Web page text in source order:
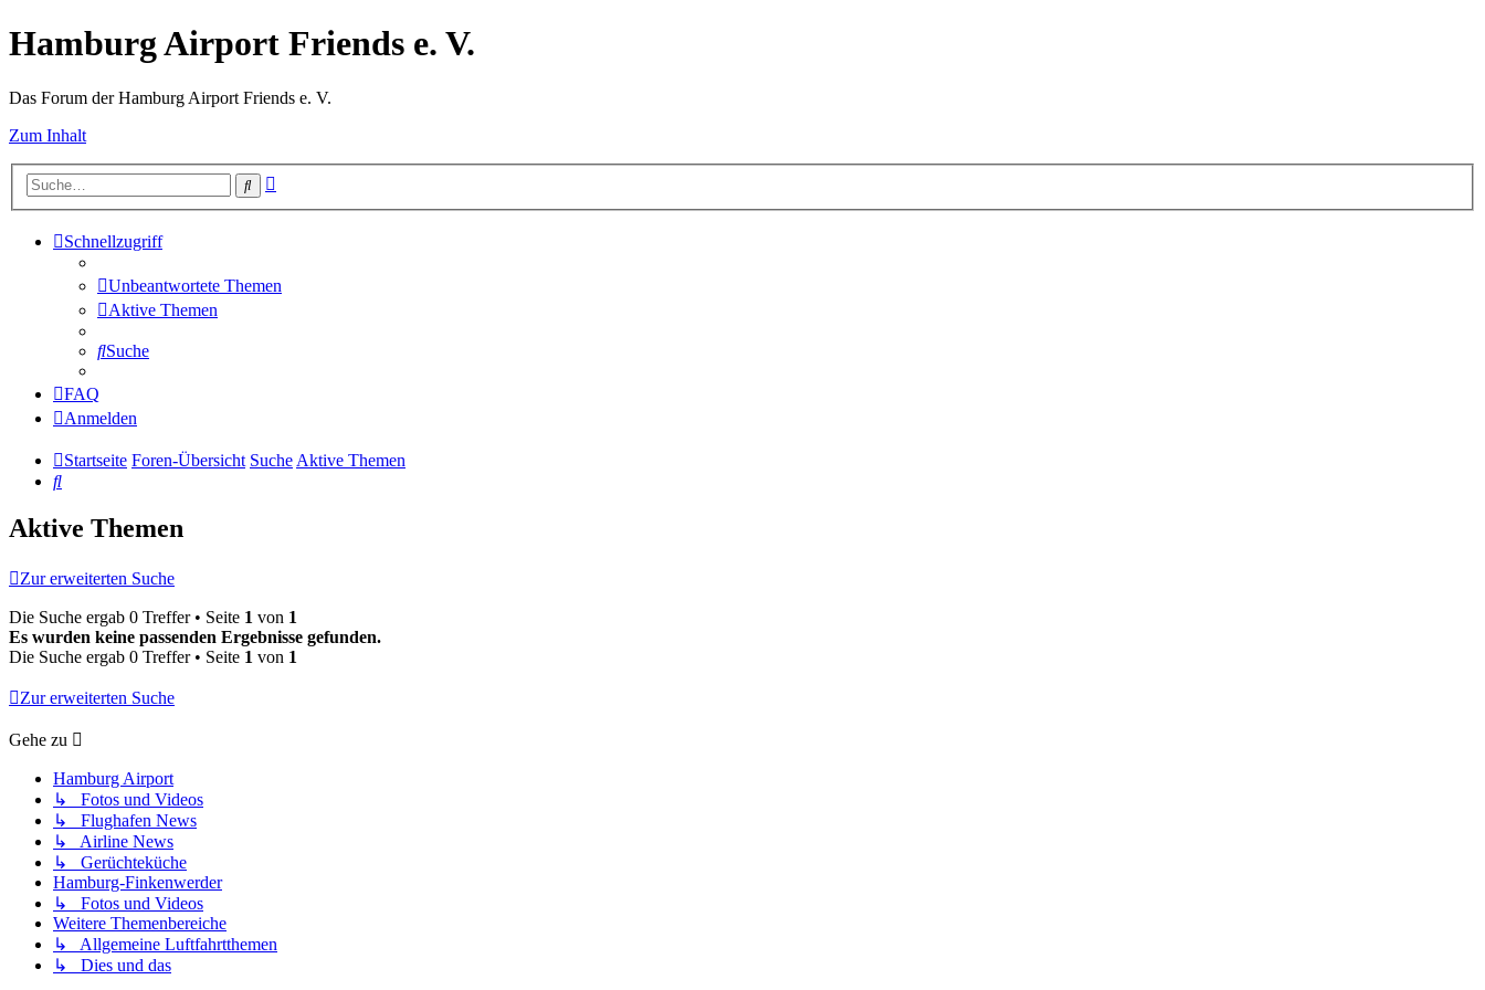
Hamburg Airport Friends e. V.
Das Forum der Hamburg Airport Friends e. V.
Zum Inhalt
Suche
Schnellzugriff
Unbeantwortete Themen
Aktive Themen
Suche
FAQ
Anmelden
Startseite Foren-Übersicht SucheAktive Themen
Suche
Aktive Themen
Zur erweiterten Suche
Die Suche ergab 0 Treffer • Seite 1 von 1
Es wurden keine passenden Ergebnisse gefunden.
Die Suche ergab 0 Treffer • Seite 1 von 1
Zur erweiterten Suche
Gehe zu
Hamburg Airport
↳ Fotos und Videos
↳ Flughafen News
↳ Airline News
↳ Gerüchteküche
Hamburg-Finkenwerder
↳ Fotos und Videos
Weitere Themenbereiche
↳ Allgemeine Luftfahrtthemen
↳ Dies und das